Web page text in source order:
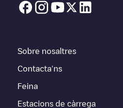
Sobre nosaltres
Contacta'ns
Feina
Estacions de càrrega